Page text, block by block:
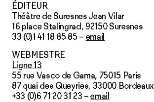
ÉDITEUR
Théâtre de Suresnes Jean Vilar
16 place Stalingrad, 92150 Suresnes
33 (0)1 41 18 85 85 – email
WEBMESTRE
Ligne 13
55 rue Vasco de Gama, 75015 Paris
87 quai des Queyries, 33000 Bordeaux
+33 (0)6 71 20 31 23 –email